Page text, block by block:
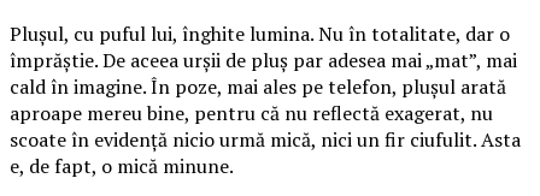
Plușul, cu puful lui, înghite lumina. Nu în totalitate, dar o
împrăștie. De aceea urșii de pluș par adesea mai „mat”, mai
cald în imagine. În poze, mai ales pe telefon, plușul arată
aproape mereu bine, pentru că nu reflectă exagerat, nu
scoate în evidență nicio urmă mică, nici un fir ciufulit. Asta
e, de fapt, o mică minune.